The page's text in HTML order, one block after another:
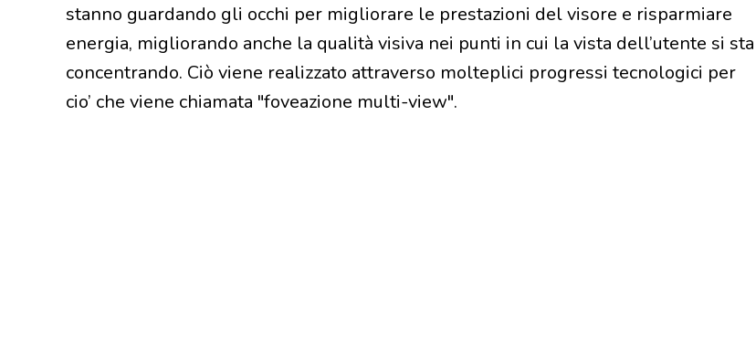
stanno guardando gli occhi per migliorare le prestazioni del visore e risparmiare
energia, migliorando anche la qualità visiva nei punti in cui la vista dell’utente si sta
concentrando. Ciò viene realizzato attraverso molteplici progressi tecnologici per
cio’ che viene chiamata "foveazione multi-view".